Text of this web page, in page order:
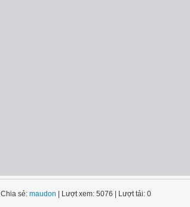
Chia sẻ: maudon | Lượt xem: 5076 | Lượt tải: 0